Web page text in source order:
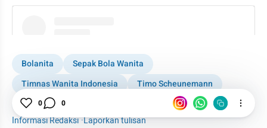
Bolanita
Sepak Bola Wanita
Timnas Wanita Indonesia
Timo Scheunemann
MilkLife Soccer Challenge
Djarum Foundation
Informasi Redaksi·Laporkan tulisan
0 0